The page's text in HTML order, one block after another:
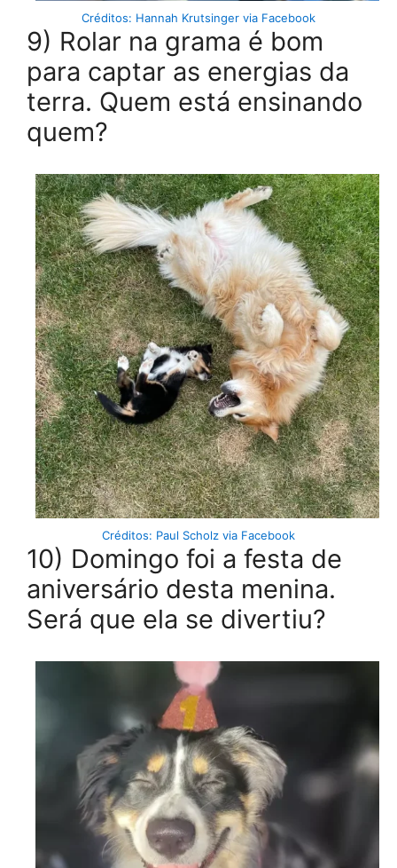
Créditos: Hannah Krutsinger via Facebook
9) Rolar na grama é bom
para captar as energias da
terra. Quem está ensinando
quem?
Créditos: Paul Scholz via Facebook
10) Domingo foi a festa de
aniversário desta menina.
Será que ela se divertiu?